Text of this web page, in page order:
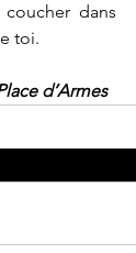
dans
toi.
d’Armes